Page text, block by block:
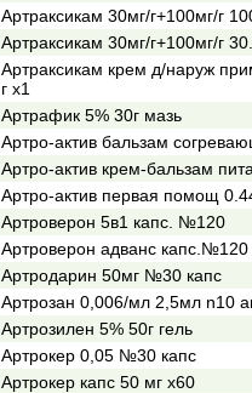
Артраксикам 30мг/г+100мг/г
Артраксикам 30мг/г+100мг/г
Артраксикам крем д/наруж
г х1
Артрафик 5% 30г мазь
Артро-актив бальзам
Артро-актив крем-бальзам
Артро-актив первая помощ
Артроверон 5в1 капс. №120
Артроверон адванс капс.№120
Артродарин 50мг №30 капс
Артрозан 0,006/мл 2,5мл n10
Артрозилен 5% 50г гель
Артрокер 0,05 №30 капс
Артрокер капс 50 мг х60